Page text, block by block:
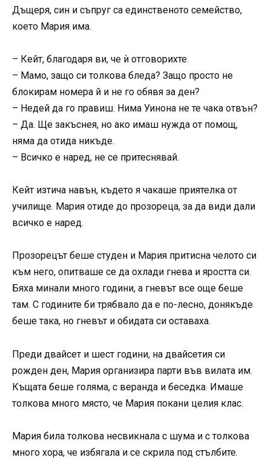
Дъщеря, син и съпруг са единственото семейство,
което Мария има.
– Кейт, благодаря ви, че ѝ отговорихте.
– Мамо, защо си толкова бледа? Защо просто не
блокирам номера й и не го обявя за ден?
– Недей да го правиш. Нима Уинона не те чака отвън?
– Да. Ще закъснея, но ако имаш нужда от помощ,
няма да отида никъде.
– Всичко е наред, не се притеснявай.
Кейт изтича навън, където я чакаше приятелка от
училище. Мария отиде до прозореца, за да види дали
всичко е наред.
Прозорецът беше студен и Мария притисна челото си
към него, опитваше се да охлади гнева и яростта си.
Бяха минали много години, а гневът все още беше
там. С годините би трябвало да е по-лесно, донякъде
беше така, но гневът и обидата си оставаха.
Преди двайсет и шест години, на двайсетия си
рожден ден, Мария организира парти във вилата им.
Къщата беше голяма, с веранда и беседка. Имаше
толкова много място, че Мария покани целия клас.
Мария била толкова несвикнала с шума и с толкова
много хора, че избягала и се скрила под стълбите.